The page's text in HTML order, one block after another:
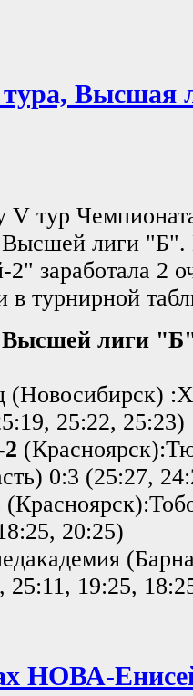
тура,
тур
лиги "Б".
заработала 2
в турнирной
Высшей лиги
(Новосибирск)
25:22, 25:23)
0:3 (25:27,
20:25)
25:11, 19:25,
НОВА-